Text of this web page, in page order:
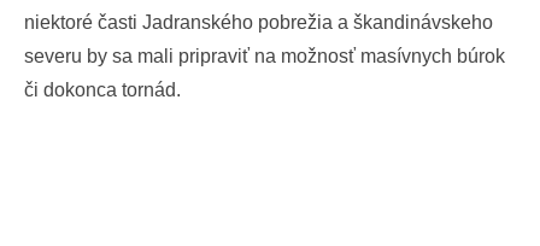
niektoré časti Jadranského pobrežia a škandinávskeho
severu by sa mali pripraviť na možnosť masívnych búrok
či dokonca tornád.